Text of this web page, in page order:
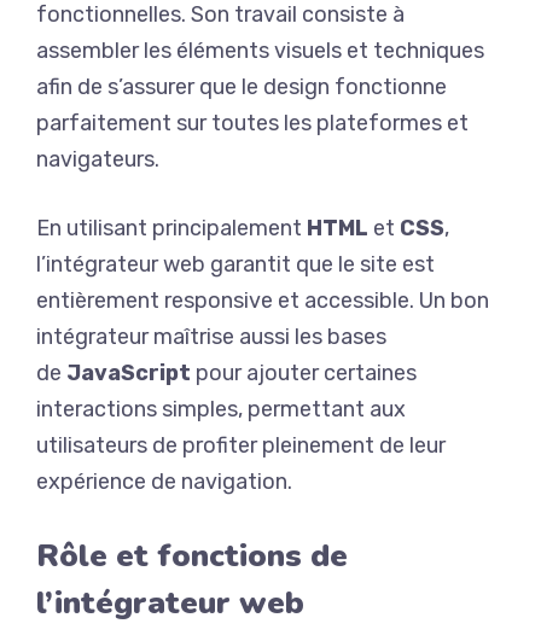
fonctionnelles. Son travail consiste à
assembler les éléments visuels et techniques
afin de s’assurer que le design fonctionne
parfaitement sur toutes les plateformes et
navigateurs.
En utilisant principalement HTML et CSS,
l’intégrateur web garantit que le site est
entièrement responsive et accessible. Un bon
intégrateur maîtrise aussi les bases
de JavaScript pour ajouter certaines
interactions simples, permettant aux
utilisateurs de profiter pleinement de leur
expérience de navigation.
Rôle et fonctions de
l’intégrateur web